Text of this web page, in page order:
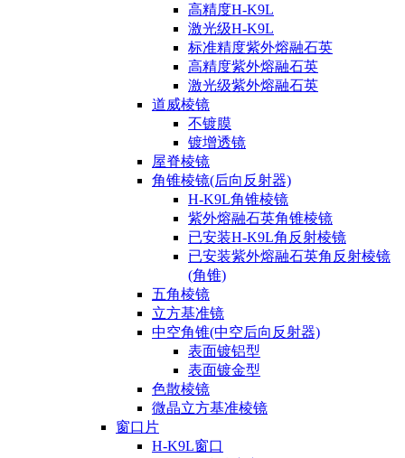
高精度H-K9L
激光级H-K9L
标准精度紫外熔融石英
高精度紫外熔融石英
激光级紫外熔融石英
道威棱镜
不镀膜
镀增透镜
屋脊棱镜
角锥棱镜(后向反射器)
H-K9L角锥棱镜
紫外熔融石英角锥棱镜
已安装H-K9L角反射棱镜
已安装紫外熔融石英角反射棱镜
(角锥)
五角棱镜
立方基准镜
中空角锥(中空后向反射器)
表面镀铝型
表面镀金型
色散棱镜
微晶立方基准棱镜
窗口片
H-K9L窗口